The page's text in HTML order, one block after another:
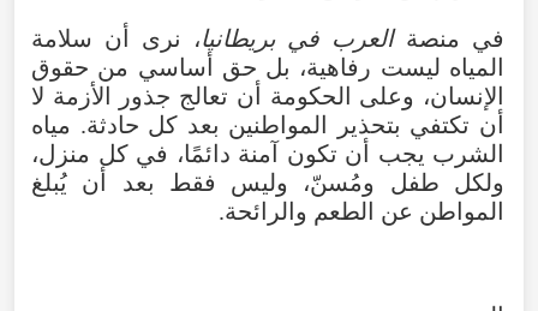
في منصةالعرب في بريطانيا، نرى أن سلامة
المياه ليست رفاهية، بل حق أساسي من حقوق
الإنسان، وعلى الحكومة أن تعالج جذور الأزمة لا
أن تكتفي بتحذير المواطنين بعد كل حادثة. مياه
الشرب يجب أن تكون آمنة دائمًا، في كل منزل،
ولكل طفل ومُسنّ، وليس فقط بعد أن يُبلغ
المواطن عن الطعم والرائحة.